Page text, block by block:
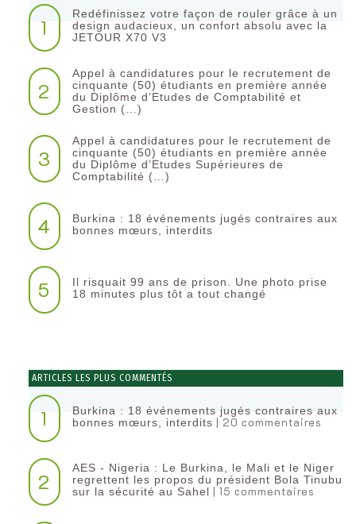
1
Redéfinissez votre façon de rouler grâce à un
design audacieux, un confort absolu avec la
JETOUR X70 V3
2
Appel à candidatures pour le recrutement de
cinquante (50) étudiants en première année
du Diplôme d’Etudes de Comptabilité et
Gestion (…)
3
Appel à candidatures pour le recrutement de
cinquante (50) étudiants en première année
du Diplôme d’Etudes Supérieures de
Comptabilité (…)
4
Burkina : 18 événements jugés contraires aux
bonnes mœurs, interdits
5
Il risquait 99 ans de prison. Une photo prise
18 minutes plus tôt a tout changé
ARTICLES LES PLUS COMMENTÉS
1
Burkina : 18 événements jugés contraires aux
bonnes mœurs, interdits | 20 commentaires
2
AES - Nigeria : Le Burkina, le Mali et le Niger
regrettent les propos du président Bola Tinubu
sur la sécurité au Sahel | 15 commentaires